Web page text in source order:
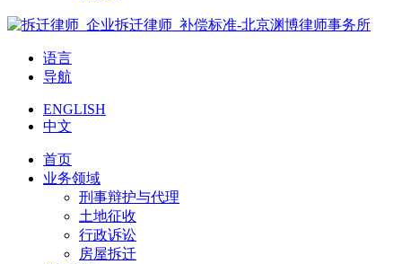
语言
导航
ENGLISH
中文
首页
业务领域
刑事辩护与代理
土地征收
行政诉讼
房屋拆迁